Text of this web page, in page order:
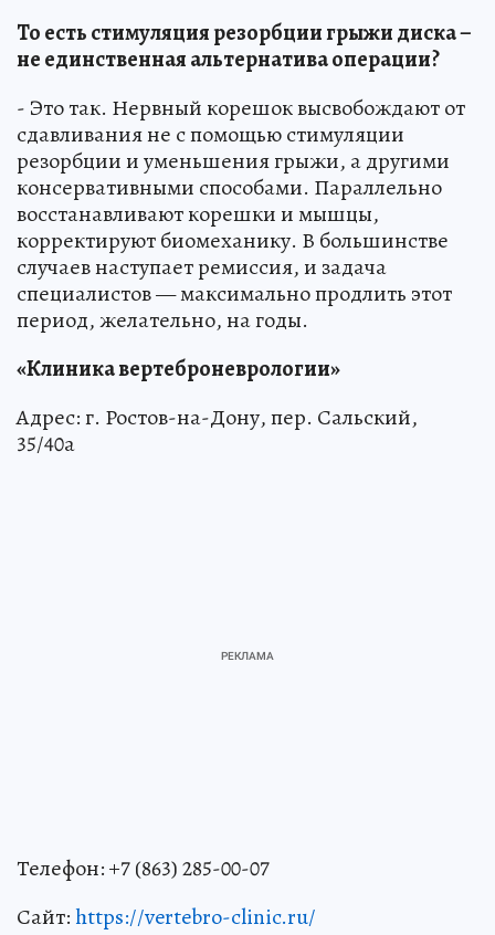
То есть стимуляция резорбции грыжи диска –
не единственная альтернатива операции?
- Это так. Нервный корешок высвобождают от
сдавливания не с помощью стимуляции
резорбции и уменьшения грыжи, а другими
консервативными способами. Параллельно
восстанавливают корешки и мышцы,
корректируют биомеханику. В большинстве
случаев наступает ремиссия, и задача
специалистов — максимально продлить этот
период, желательно, на годы.
«Клиника вертеброневрологии»
Адрес: г. Ростов-на-Дону, пер. Сальский,
35/40а
Телефон: +7 (863) 285-00-07
Сайт:https://vertebro-clinic.ru/